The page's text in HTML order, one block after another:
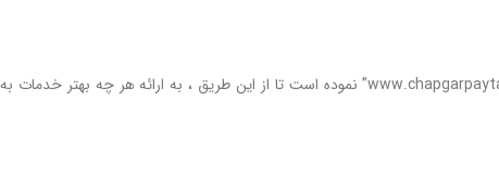
فروشگاه چاپگر پایتخت با بیش از سالها تجربه در حوزه آی تی ، با هدف تامین کالاهای با کیفیت و صاحب نام اقدام به تاسیس و راه اندازی سایت “www.chapgarpaytakht.com” نموده است تا از این طریق ، به ارائه هر چه بهتر خدمات به